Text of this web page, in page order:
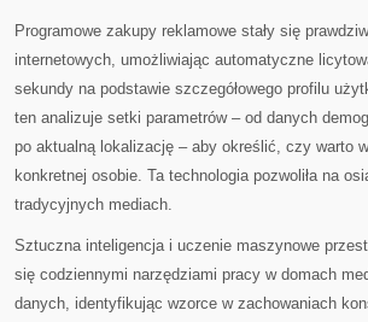
Programowe zakupy reklamowe stały się
internetowych, umożliwiając automatyczne
sekundy na podstawie szczegółowego profilu
ten analizuje setki parametrów – od danych
po aktualną lokalizację – aby określić, czy warto
konkretnej osobie. Ta technologia pozwoliła na
tradycyjnych mediach.
Sztuczna inteligencja i uczenie maszynowe
się codziennymi narzędziami pracy w domach
danych, identyfikując wzorce w zachowaniach